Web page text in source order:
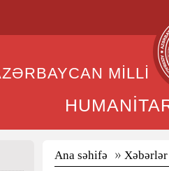
Ana səhifə Xəbərlər